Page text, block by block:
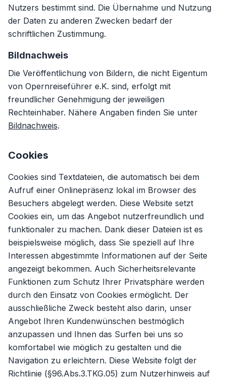
Nutzers bestimmt sind. Die Übernahme und Nutzung
der Daten zu anderen Zwecken bedarf der
schriftlichen Zustimmung.
Bildnachweis
Die Veröffentlichung von Bildern, die nicht Eigentum
von Opernreiseführer e.K. sind, erfolgt mit
freundlicher Genehmigung der jeweiligen
Rechteinhaber. Nähere Angaben finden Sie unter
Bildnachweis.
Cookies
Cookies sind Textdateien, die automatisch bei dem
Aufruf einer Onlinepräsenz lokal im Browser des
Besuchers abgelegt werden. Diese Website setzt
Cookies ein, um das Angebot nutzerfreundlich und
funktionaler zu machen. Dank dieser Dateien ist es
beispielsweise möglich, dass Sie speziell auf Ihre
Interessen abgestimmte Informationen auf der Seite
angezeigt bekommen. Auch Sicherheitsrelevante
Funktionen zum Schutz Ihrer Privatsphäre werden
durch den Einsatz von Cookies ermöglicht. Der
ausschließliche Zweck besteht also darin, unser
Angebot Ihren Kundenwünschen bestmöglich
anzupassen und Ihnen das Surfen bei uns so
komfortabel wie möglich zu gestalten und die
Navigation zu erleichtern. Diese Website folgt der
Richtlinie (§96.Abs.3.TKG.05) zum Nutzerhinweis auf